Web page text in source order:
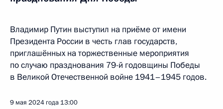
Владимир Путин выступил на приёме от имени
Президента России в честь глав государств,
приглашённых на торжественные мероприятия
по случаю празднования 79-й годовщины Победы
в Великой Отечественной войне 1941–1945 годов.
9 мая 2024 года 13:00